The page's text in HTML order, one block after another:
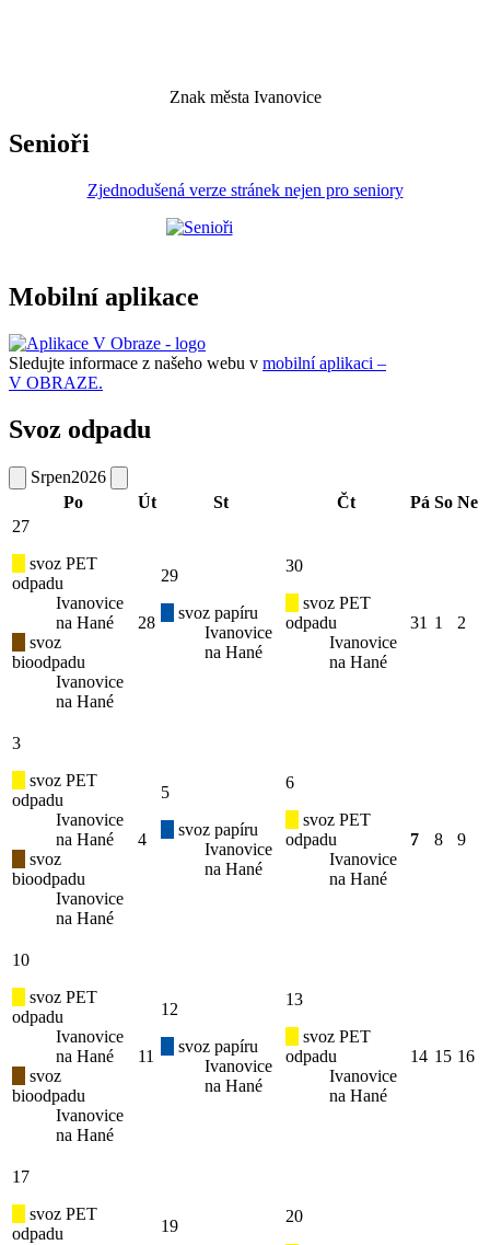
Znak města Ivanovice
Senioři
Zjednodušená verze stránek nejen pro seniory
Mobilní aplikace
Sledujte informace z našeho webu v mobilní aplikaci –
V OBRAZE.
Svoz odpadu
Srpen2026
Po
Út St Čt Pá So Ne
27
svoz PET
odpadu
Ivanovice
na Hané
svoz
bioodpadu
Ivanovice
na Hané
28
29
svoz papíru
Ivanovice
na Hané
30
svoz PET
odpadu
Ivanovice
na Hané
31 1 2
3
svoz PET
odpadu
Ivanovice
na Hané
svoz
bioodpadu
Ivanovice
na Hané
4
5
svoz papíru
Ivanovice
na Hané
6
svoz PET
odpadu
Ivanovice
na Hané
7 8 9
10
svoz PET
odpadu
Ivanovice
na Hané
svoz
bioodpadu
Ivanovice
na Hané
11
12
svoz papíru
Ivanovice
na Hané
13
svoz PET
odpadu
Ivanovice
na Hané
14 15 16
17
svoz PET
odpadu
19
20